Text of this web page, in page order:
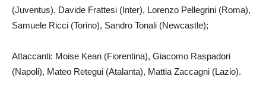
(Juventus), Davide Frattesi (Inter), Lorenzo Pellegrini (Roma),
Samuele Ricci (Torino), Sandro Tonali (Newcastle);
Attaccanti: Moise Kean (Fiorentina), Giacomo Raspadori
(Napoli), Mateo Retegui (Atalanta), Mattia Zaccagni (Lazio).